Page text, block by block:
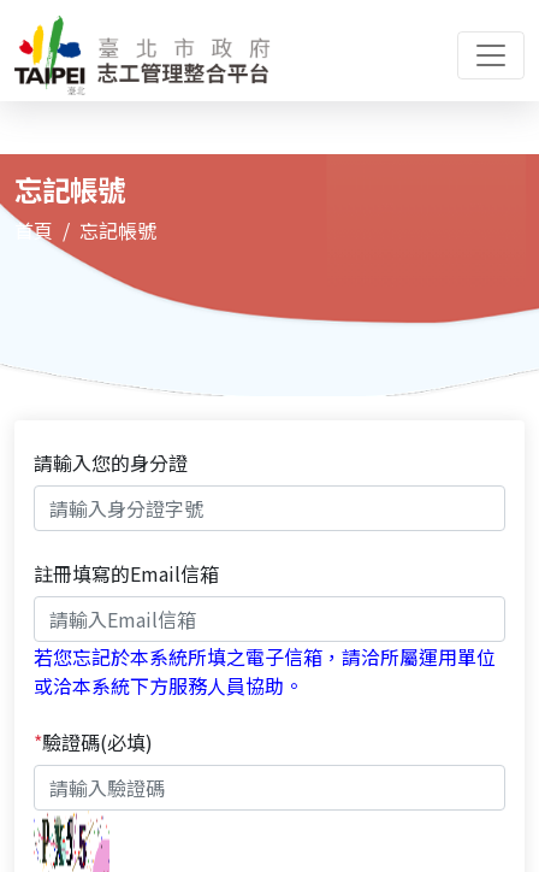
忘記帳號
首頁 忘記帳號
請輸入您的身分證
註冊填寫的Email信箱
若您忘記於本系統所填之電子信箱，請洽所屬運用單位
或洽本系統下方服務人員協助。
*驗證碼(必填)